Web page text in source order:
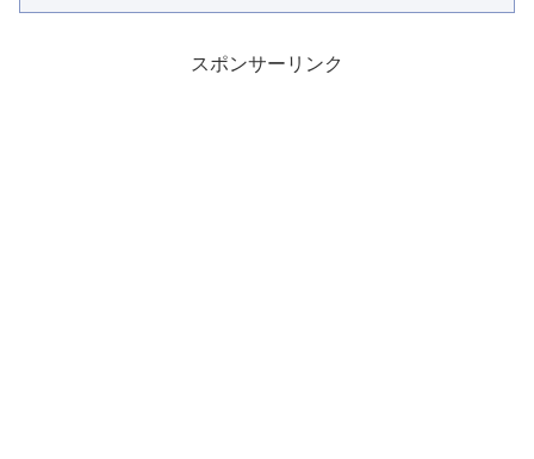
スポンサーリンク